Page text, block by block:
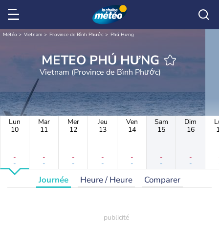
Météo Vietnam Province de Bình Phước Phú Hưng
METEO PHÚ HƯNG
Vietnam (Province de Bình Phước)
Lun
10
-
-
Mar
11
-
-
Mer
12
-
-
Jeu
13
-
-
Ven
14
-
-
Sam
15
-
-
Dim
16
-
-
Journée Heure / Heure Comparer